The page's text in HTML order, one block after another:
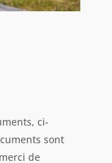
ci-
sont
de